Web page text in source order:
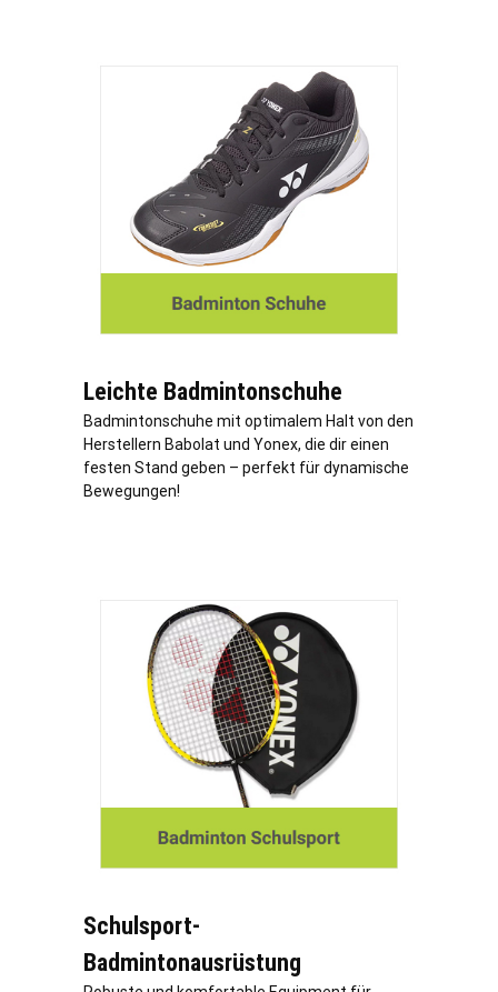
Leichte Badmintonschuhe
Badmintonschuhe mit optimalem Halt von den
Herstellern Babolat und Yonex, die dir einen
festen Stand geben – perfekt für dynamische
Bewegungen!
Schulsport-
Badmintonausrüstung